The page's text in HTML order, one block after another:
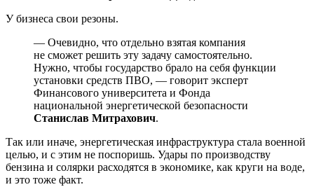
У бизнеса свои резоны.
— Очевидно, что отдельно взятая компания
не сможет решить эту задачу самостоятельно.
Нужно, чтобы государство брало на себя функции
установки средств ПВО, — говорит эксперт
Финансового университета и Фонда
национальной энергетической безопасности
Станислав Митрахович.
Так или иначе, энергетическая инфраструктура стала военной
целью, и с этим не поспоришь. Удары по производству
бензина и солярки расходятся в экономике, как круги на воде,
и это тоже факт.